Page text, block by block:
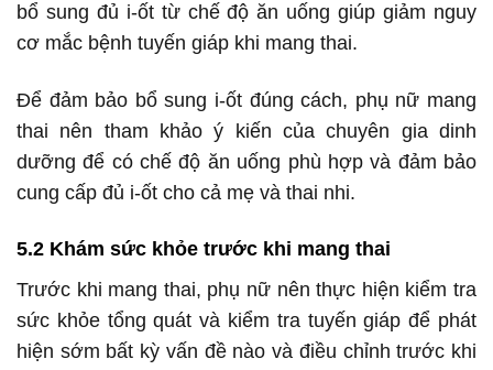
bổ sung đủ i-ốt từ chế độ ăn uống giúp giảm nguy
cơ mắc bệnh tuyến giáp khi mang thai.
Để đảm bảo bổ sung i-ốt đúng cách, phụ nữ mang
thai nên tham khảo ý kiến của chuyên gia dinh
dưỡng để có chế độ ăn uống phù hợp và đảm bảo
cung cấp đủ i-ốt cho cả mẹ và thai nhi.
5.2 Khám sức khỏe trước khi mang thai
Trước khi mang thai, phụ nữ nên thực hiện kiểm tra
sức khỏe tổng quát và kiểm tra tuyến giáp để phát
hiện sớm bất kỳ vấn đề nào và điều chỉnh trước khi